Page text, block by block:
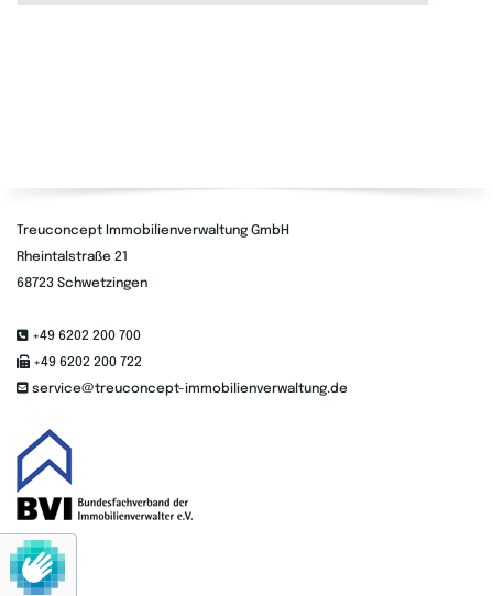
Treuconcept Immobilienverwaltung GmbH
Rheintalstraße 21
68723 Schwetzingen
 +49 6202 200 700
 +49 6202 200 722
 service@treuconcept-immobilienverwaltung.de